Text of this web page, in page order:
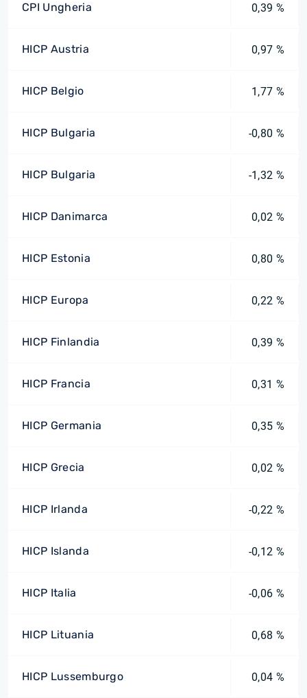
CPI Ungheria 0,39 %
HICP Austria 0,97 %
HICP Belgio 1,77 %
HICP Bulgaria -0,80 %
HICP Bulgaria -1,32 %
HICP Danimarca 0,02 %
HICP Estonia 0,80 %
HICP Europa 0,22 %
HICP Finlandia 0,39 %
HICP Francia 0,31 %
HICP Germania 0,35 %
HICP Grecia 0,02 %
HICP Irlanda -0,22 %
HICP Islanda -0,12 %
HICP Italia -0,06 %
HICP Lituania 0,68 %
HICP Lussemburgo 0,04 %